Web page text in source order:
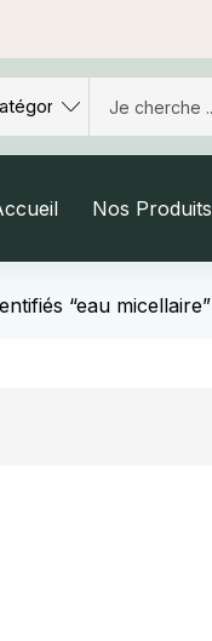
Nos Produits
“eau micellaire”